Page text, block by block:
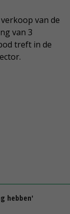
van de
van 3
treft in de
hebben'